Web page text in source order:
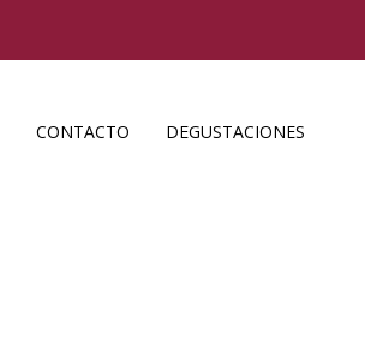
CONTACTO DEGUSTACIONES